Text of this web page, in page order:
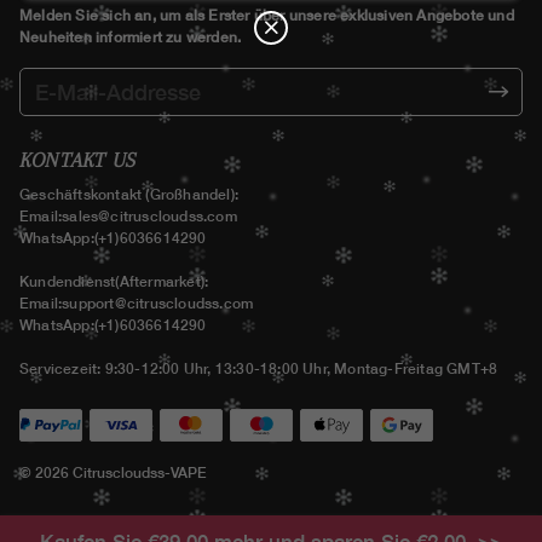
Melden Sie sich an, um als Erster über unsere exklusiven Angebote und
Neuheiten informiert zu werden.
KONTAKT US
Geschäftskontakt (Großhandel):
Email:sales@citruscloudss.com
WhatsApp:(+1)6036614290
Kundendienst(Aftermarket):
Email:support@citruscloudss.com
WhatsApp:(+1)6036614290
Servicezeit: 9:30-12:00 Uhr, 13:30-18:00 Uhr, Montag-Freitag GMT+8
© 2026 Citruscloudss-VAPE
U
O
€12.00
C
O
U
P
O
N
€15.00
€229.00 kaufen